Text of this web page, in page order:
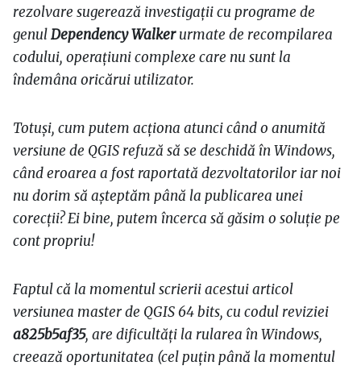
rezolvare sugerează investigații cu programe de
genulDependency Walkerurmate de recompilarea
codului, operațiuni complexe care nu sunt la
îndemâna oricărui utilizator.
Totuși, cum putem acționa atunci când o anumită
versiune de QGIS refuză să se deschidă în Windows,
când eroarea a fost raportată dezvoltatorilor iar noi
nu dorim să așteptăm până la publicarea unei
corecții? Ei bine, putem încerca să găsim o soluție pe
cont propriu!
Faptul că la momentul scrierii acestui articol
versiunea master de QGIS 64 bits, cu codul reviziei
a825b5af35, are dificultăți la rularea în Windows,
creează oportunitatea (cel puțin până la momentul